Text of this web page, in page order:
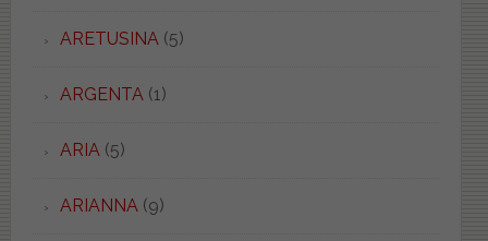
ARETUSINA(5)
ARGENTA(1)
ARIA(5)
ARIANNA(9)